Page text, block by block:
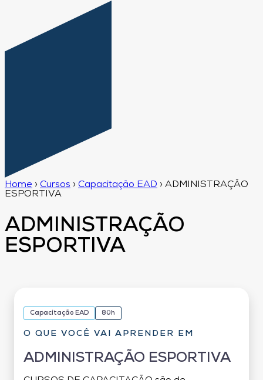
Home › Cursos › Capacitação EAD › ADMINISTRAÇÃO
ESPORTIVA
ADMINISTRAÇÃO
ESPORTIVA
Capacitação EAD 80h
O QUE VOCÊ VAI APRENDER EM
ADMINISTRAÇÃO ESPORTIVA